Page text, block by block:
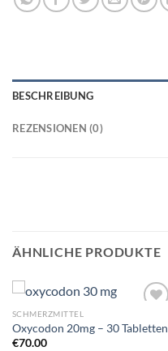
BESCHREIBUNG
REZENSIONEN (0)
ÄHNLICHE PRODUKTE
SCHMERZMITTEL
Oxycodon 20mg – 30 Tabletten
€70.00